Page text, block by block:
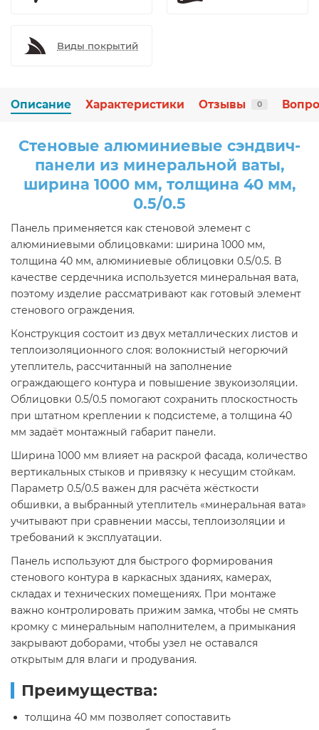
Виды покрытий
Описание Характеристики Отзывы 0
Стеновые алюминиевые сэндвич-
панели из минеральной ваты,
ширина 1000 мм, толщина 40 мм,
0.5/0.5
Панель применяется как стеновой элемент с
алюминиевыми облицовками: ширина 1000 мм,
толщина 40 мм, алюминиевые облицовки 0.5/0.5. В
качестве сердечника используется минеральная вата,
поэтому изделие рассматривают как готовый элемент
стенового ограждения.
Конструкция состоит из двух металлических листов и
теплоизоляционного слоя: волокнистый негорючий
утеплитель, рассчитанный на заполнение
ограждающего контура и повышение звукоизоляции.
Облицовки 0.5/0.5 помогают сохранить плоскостность
при штатном креплении к подсистеме, а толщина 40
мм задаёт монтажный габарит панели.
Ширина 1000 мм влияет на раскрой фасада, количество
вертикальных стыков и привязку к несущим стойкам.
Параметр 0.5/0.5 важен для расчёта жёсткости
обшивки, а выбранный утеплитель «минеральная вата»
учитывают при сравнении массы, теплоизоляции и
требований к эксплуатации.
Панель используют для быстрого формирования
стенового контура в каркасных зданиях, камерах,
складах и технических помещениях. При монтаже
важно контролировать прижим замка, чтобы не смять
кромку с минеральным наполнителем, а примыкания
закрывают доборами, чтобы узел не оставался
открытым для влаги и продувания.
Преимущества:
толщина 40 мм позволяет сопоставить